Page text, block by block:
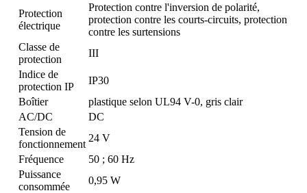
Protection
électrique
Protection contre l'inversion de polarité,
protection contre les courts-circuits, protection
contre les surtensions
Classe de
protection
III
Indice de
protection IP
IP30
Boîtier
plastique selon UL94 V-0, gris clair
AC/DC
DC
Tension de
fonctionnement
24 V
Fréquence
50 ; 60 Hz
Puissance
consommée
0,95 W